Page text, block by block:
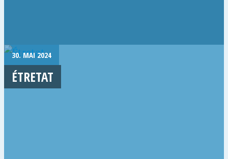
30. MAI 2024
ÉTRETAT